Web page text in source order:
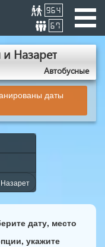
964
67
Назарет
Aвтобусные
даты
дату, место
укажите